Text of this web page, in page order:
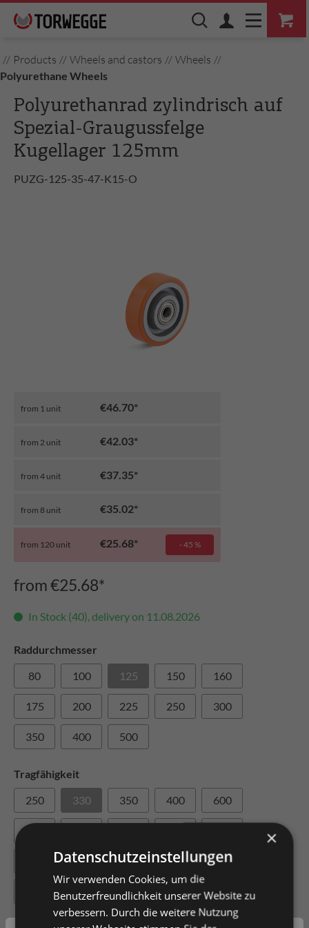
// Products // Wheels and castors // Wheels //
Polyurethane Wheels
Polyurethanrad zylindrisch auf
Spezial-Graugussfelge
Kugellager 125mm
PUZG-125-35-47-K15-O
from €25.68*
In Stock (40), delivery on 11.08.2026
Raddurchmesser
80
100 125 150 160
175 200 225 250 300
350 400 500
Tragfähigkeit
250
330 350 400 600
700
1200 1500 2200 2300
3300 3500 3800 4500
from 1 unit €46.70*
from 2 unit €42.03*
from 4 unit €37.35*
from 8 unit €35.02*
from 120 unit €25.68* - 45 %
×
Datenschutzeinstellungen
Wir verwenden Cookies, um die
Benutzerfreundlichkeit unserer Website zu
verbessern. Durch die weitere Nutzung